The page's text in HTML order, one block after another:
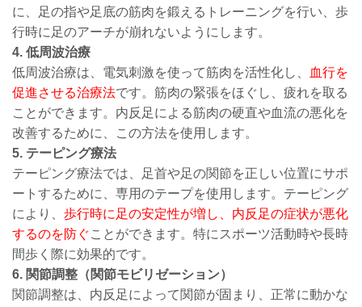
に、足の指や足底の筋肉を鍛えるトレーニングを行い、歩
行時に足のアーチが崩れないようにします。
4. 低周波治療
低周波治療は、電気刺激を使って筋肉を活性化し、
血行を
促進させる治療法です。筋肉の緊張をほぐし、疲れを取る
ことができます。内反足による筋肉の硬直や血流の悪化を
改善するために、この方法を使用します。
5. テーピング療法
テーピング療法では、足首や足の関節を正しい位置にサポ
ートするために、専用のテープを使用します。テーピング
により、 歩行時に足の安定性が増し、内反足の症状が悪化
するのを防ぐことができます。特にスポーツ活動時や長時
間歩く際に効果的です。
6​. 関節調整（関節モビリゼーション）
関節調整は、内反足によって関節が固まり、正常に動かな